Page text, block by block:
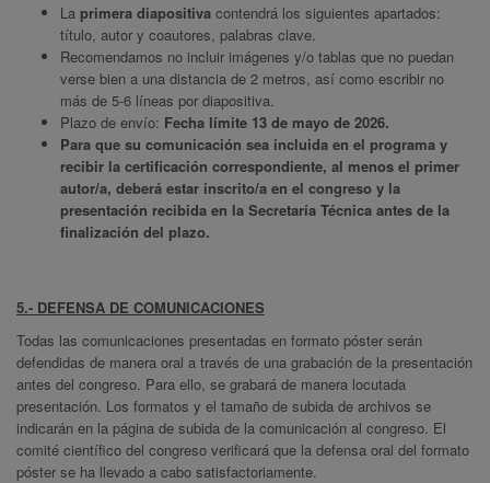
La primera diapositiva contendrá los siguientes apartados:
título, autor y coautores, palabras clave.
Recomendamos no incluir imágenes y/o tablas que no puedan
verse bien a una distancia de 2 metros, así como escribir no
más de 5-6 líneas por diapositiva.
Plazo de envío: Fecha límite 13 de mayo de 2026.
Para que su comunicación sea incluida en el programa y
recibir la certificación correspondiente, al menos el primer
autor/a, deberá estar inscrito/a en el congreso y la
presentación recibida en la Secretaría Técnica antes de la
finalización del plazo.
5.- DEFENSA DE COMUNICACIONES
Todas las comunicaciones presentadas en formato póster serán
defendidas de manera oral a través de una grabación de la presentación
antes del congreso. Para ello, se grabará de manera locutada
presentación. Los formatos y el tamaño de subida de archivos se
indicarán en la página de subida de la comunicación al congreso. El
comité científico del congreso verificará que la defensa oral del formato
póster se ha llevado a cabo satisfactoriamente.